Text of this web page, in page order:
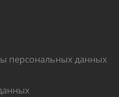
персональных данных